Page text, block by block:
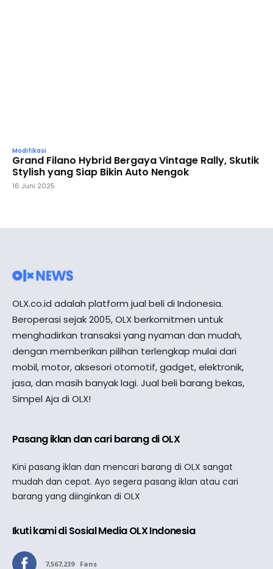
Modifikasi
Grand Filano Hybrid Bergaya Vintage Rally, Skutik
Stylish yang Siap Bikin Auto Nengok
16 Juni 2025
OLX.co.id adalah platform jual beli di Indonesia.
Beroperasi sejak 2005, OLX berkomitmen untuk
menghadirkan transaksi yang nyaman dan mudah,
dengan memberikan pilihan terlengkap mulai dari
mobil, motor, aksesori otomotif, gadget, elektronik,
jasa, dan masih banyak lagi. Jual beli barang bekas,
Simpel Aja di OLX!
Pasang iklan dan cari barang di OLX
Kini pasang iklan dan mencari barang di OLX sangat
mudah dan cepat. Ayo segera pasang iklan atau cari
barang yang diinginkan di OLX
Ikuti kami di Sosial Media OLX Indonesia
7,567,239 Fans